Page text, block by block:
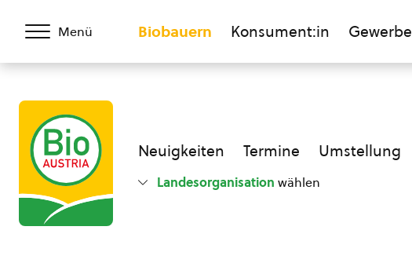
Menü Biobauern Konsument:in Gewerbe
Neuigkeiten Termine Umstellung
Landesorganisation wählen